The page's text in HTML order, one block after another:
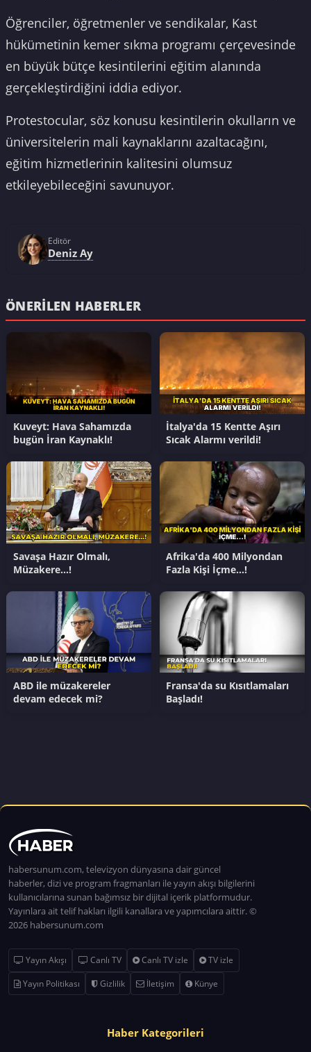
Öğrenciler, öğretmenler ve sendikalar, Kast
hükümetinin kemer sıkma programı çerçevesinde
en büyük bütçe kesintilerini eğitim alanında
gerçekleştirdiğini iddia ediyor.
Protestocular, söz konusu kesintilerin okulların ve
üniversitelerin mali kaynaklarını azaltacağını,
eğitim hizmetlerinin kalitesini olumsuz
etkileyebileceğini savunuyor.
Editör
Deniz Ay
ÖNERILEN HABERLER
Kuveyt: Hava Sahamızda
bugün İran Kaynaklı!
İtalya'da 15 Kentte Aşırı
Sıcak Alarmı verildi!
Savaşa Hazır Olmalı,
Müzakere…!
Afrika'da 400 Milyondan
Fazla Kişi İçme…!
ABD ile müzakereler
devam edecek mi?
Fransa'da su Kısıtlamaları
Başladı!
habersunum.com, televizyon dünyasına dair güncel
haberler, dizi ve program fragmanları ile yayın akışı bilgilerini
kullanıcılarına sunan bağımsız bir dijital içerik platformudur.
Yayınlara ait telif hakları ilgili kanallara ve yapımcılara aittir. ©
2026 habersunum.com
Yayın Akışı Canlı TV Canlı TV izle
TV izle
Yayın Politikası
Gizlilik İletişim Künye
Haber Kategorileri